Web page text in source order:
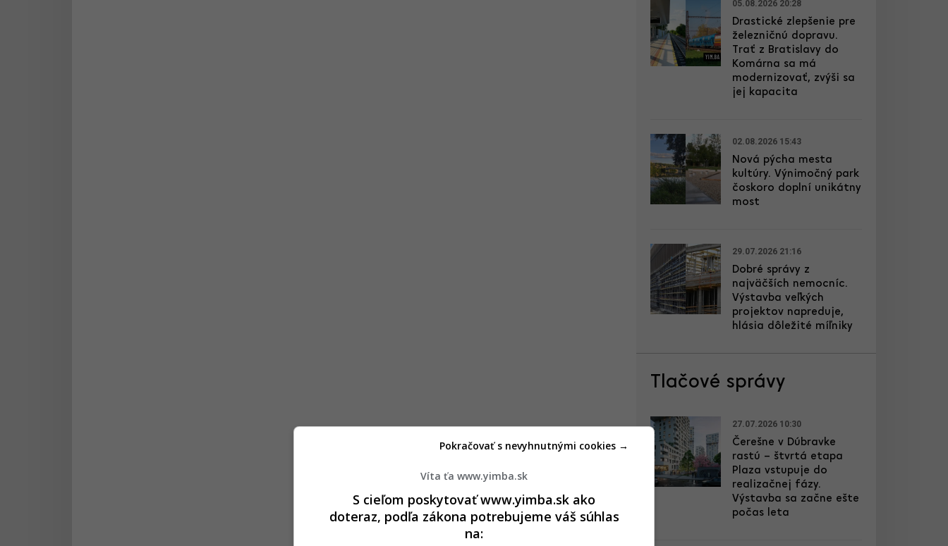
05.08.2026 20:28
Drastické zlepšenie pre
železničnú dopravu.
Trať z Bratislavy do
Komárna sa má
modernizovať, zvýši sa
jej kapacita
02.08.2026 15:43
Nová pýcha mesta
kultúry. Výnimočný park
čoskoro doplní unikátny
most
29.07.2026 21:16
Dobré správy z
najväčších nemocníc.
Výstavba veľkých
projektov napreduje,
hlásia dôležité míľniky
Tlačové správy
27.07.2026 10:30
Čerešne v Dúbravke
rastú – štvrtá etapa
Plaza vstupuje do
realizačnej fázy.
Výstavba sa začne ešte
počas leta
Víta ťa www.yimba.sk
S cieľom poskytovať www.yimba.sk ako
doteraz, podľa zákona potrebujeme váš súhlas
na:
Pokračovať s nevyhnutnými cookies →